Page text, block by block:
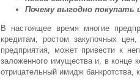
Почему выгодно покупать
В настоящее время многие
кредитам, ростом закупочных
предприятия, может привести к
заложенного имущества и, в конце
отрицательный имидж банкротства,